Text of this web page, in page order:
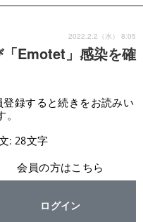
Emotet」感染を確
2022.2.2（水） 8:05
録すると続きをお読みい
: 28文字
会員の方はこちら
ログイン